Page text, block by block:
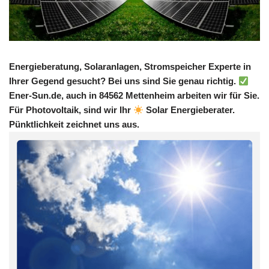
Energieberatung, Solaranlagen, Stromspeicher Experte in
Ihrer Gegend gesucht? Bei uns sind Sie genau richtig.
Ener-Sun.de, auch in 84562 Mettenheim arbeiten wir für Sie.
Für Photovoltaik, sind wir Ihr
Solar Energieberater.
Pünktlichkeit zeichnet uns aus.